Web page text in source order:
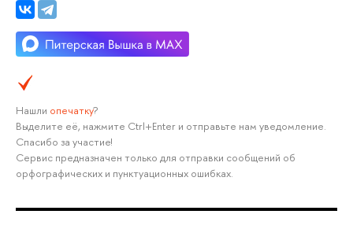
Нашли опечатку?
Выделите её, нажмите Ctrl+Enter и отправьте нам уведомление.
Спасибо за участие!
Сервис предназначен только для отправки сообщений об
орфографических и пунктуационных ошибках.